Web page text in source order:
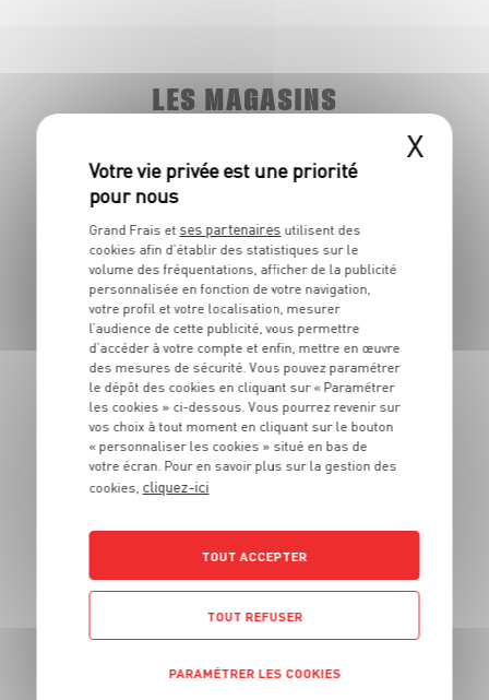
LES MAGASINS
Vous souhaitez connaitre les magasins proches de votre
plus proches !
Chilly-Mazarin (91380)
X
Grand Frais et ses partenaires utilisent des
cookies afin d’établir des statistiques sur le
volume des fréquentations, afficher de la publicité
personnalisée en fonction de votre navigation,
votre profil et votre localisation, mesurer
l’audience de cette publicité, vous permettre
d’accéder à votre compte et enfin, mettre en œuvre
des mesures de sécurité. Vous pouvez paramétrer
le dépôt des cookies en cliquant sur « Paramétrer
les cookies » ci-dessous. Vous pourrez revenir sur
vos choix à tout moment en cliquant sur le bouton
« personnaliser les cookies » situé en bas de
votre écran. Pour en savoir plus sur la gestion des
cookies, cliquez-ici
TOUT ACCEPTER
TOUT REFUSER
PARAMÉTRER LES COOKIES